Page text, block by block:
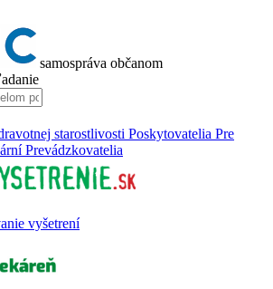
samospráva občanom
starostlivosti Poskytovatelia Pre
Prevádzkovatelia
vyšetrení